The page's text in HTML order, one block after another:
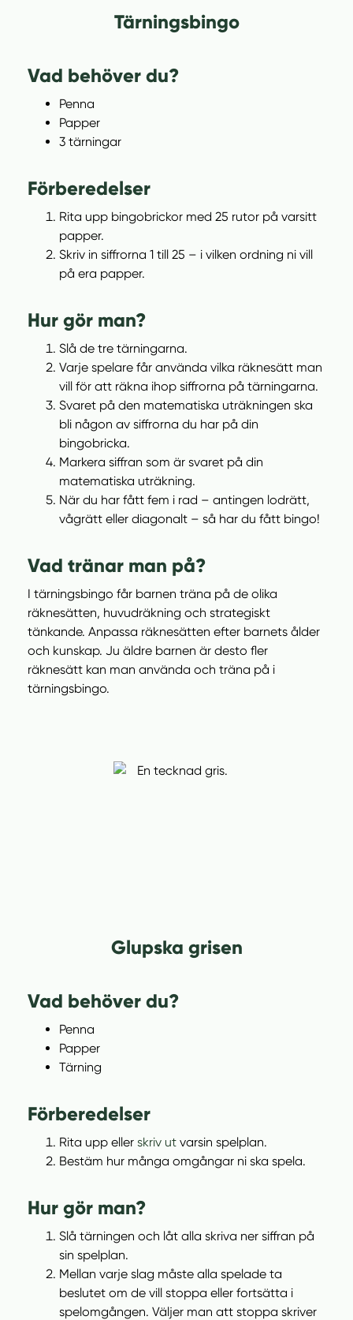
Tärningsbingo
Vad behöver du?
Penna
Papper
3 tärningar
Förberedelser
Rita upp bingobrickor med 25 rutor på varsitt
papper.
Skriv in siffrorna 1 till 25 – i vilken ordning ni vill
på era papper.
Hur gör man?
Slå de tre tärningarna.
Varje spelare får använda vilka räknesätt man
vill för att räkna ihop siffrorna på tärningarna.
Svaret på den matematiska uträkningen ska
bli någon av siffrorna du har på din
bingobricka.
Markera siffran som är svaret på din
matematiska uträkning.
När du har fått fem i rad – antingen lodrätt,
vågrätt eller diagonalt – så har du fått bingo!
Vad tränar man på?
I tärningsbingo får barnen träna på de olika
räknesätten, huvudräkning och strategiskt
tänkande. Anpassa räknesätten efter barnets ålder
och kunskap. Ju äldre barnen är desto fler
räknesätt kan man använda och träna på i
tärningsbingo.
Glupska grisen
Vad behöver du?
Penna
Papper
Tärning
Förberedelser
Rita upp eller skriv ut(
ö
a
i
n
y
varsin spelplan.
Bestäm hur många omgångar ni ska spela.
Hur gör man?
Slå tärningen och låt alla skriva ner siffran på
sin spelplan.
Mellan varje slag måste alla spelade ta
beslutet om de vill stoppa eller fortsätta i
spelomgången. Väljer man att stoppa skriver